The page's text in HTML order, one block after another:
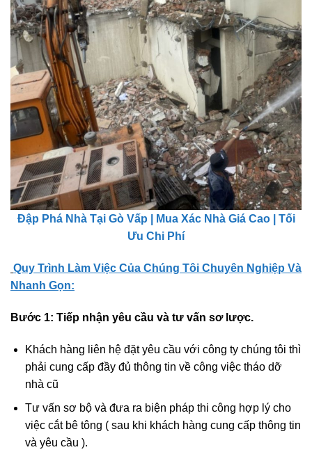
Đập Phá Nhà Tại Gò Vấp | Mua Xác Nhà Giá Cao | Tối
Ưu Chi Phí
Quy Trình Làm Việc Của Chúng Tôi Chuyên Nghiệp Và
Nhanh Gọn:
Bước 1: Tiếp nhận yêu cầu và tư vấn sơ lược.
Khách hàng liên hệ đặt yêu cầu với công ty chúng tôi thì
phải cung cấp đầy đủ thông tin về công việc tháo dỡ
nhà cũ
Tư vấn sơ bộ và đưa ra biện pháp thi công hợp lý cho
việc cắt bê tông ( sau khi khách hàng cung cấp thông tin
và yêu cầu ).